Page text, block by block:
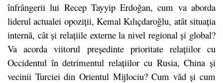
înfrângerii lui Recep Tayyip Erdoğan, cum va aborda
liderul actualei opoziții, Kemal Kılıçdaroğlu, atât situația
internă, cât și relațiile externe la nivel regional și global?
Va acorda viitorul președinte prioritate relațiilor cu
Occidentul în detrimentul relațiilor cu Rusia, China și
vecinii Turciei din Orientul Mijlociu? Cum văd și cum